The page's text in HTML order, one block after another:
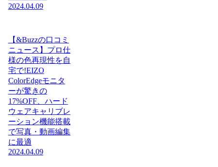
2024.04.09
【&Buzzの口コミ
ニュース】プロ仕
様の色再現性を自
宅で!EIZO
ColorEdgeモニタ
ーが驚きの
17%OFF、ハード
ウェアキャリブレ
ーション機能搭載
で写真・動画編集
に最適
2024.04.09